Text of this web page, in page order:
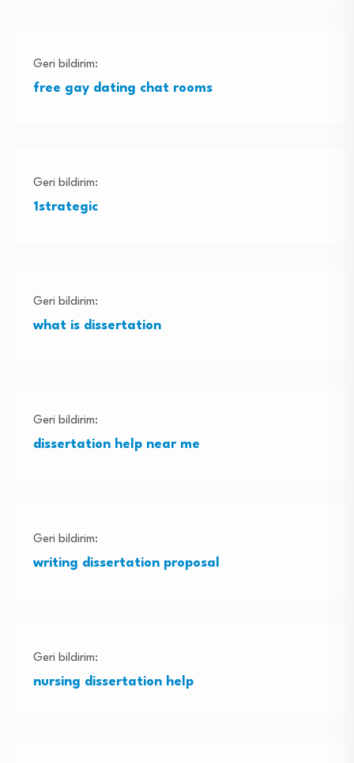
Geri bildirim:
free gay dating chat rooms
Geri bildirim:
1strategic
Geri bildirim:
what is dissertation
Geri bildirim:
dissertation help near me
Geri bildirim:
writing dissertation proposal
Geri bildirim:
nursing dissertation help